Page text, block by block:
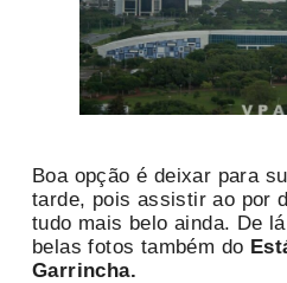
Boa opção é deixar para
tarde, pois assistir ao por
tudo mais belo ainda. De
belas fotos também do
Garrincha.